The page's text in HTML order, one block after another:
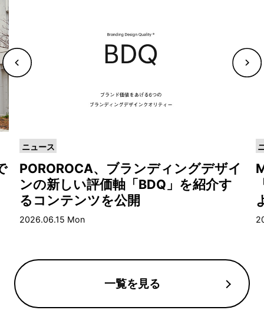
ニュース
POROROCA、ブランディングデザイ
ンの新しい評価軸「BDQ」を紹介す
るコンテンツを公開
2026.06.15 Mon
一覧を見る